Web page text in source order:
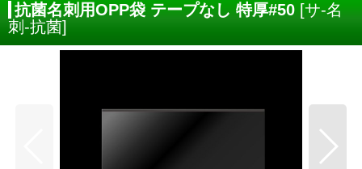
抗菌名刺用OPP袋 テープなし 特厚#50 [サ-名
刺-抗菌]